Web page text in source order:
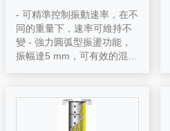
- 可精準控制振動速率，在不
同的重量下，速率可維持不
變 - 強力圓弧型振盪功能，
振幅達5 mm，可有效的混勻
最高轉速：2,500 rpm - 馬達
過載自動停止